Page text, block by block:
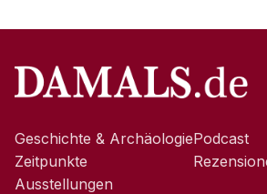
Geschichte & Archäologie
Zeitpunkte
Ausstellungen
Podcast